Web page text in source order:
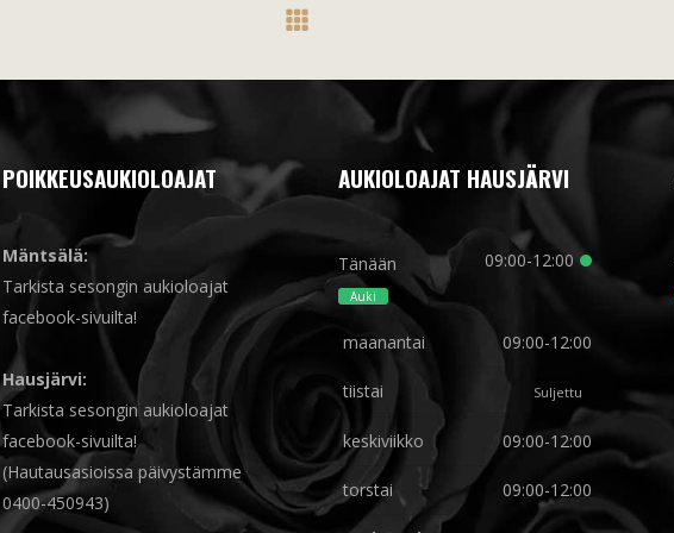
POIKKEUSAUKIOLOAJAT
Mäntsälä:
Tarkista sesongin aukioloajat
facebook-sivuilta!
Hausjärvi:
Tarkista sesongin aukioloajat
facebook-sivuilta!
(Hautausasioissa päivystämme
0400-450943)
AUKIOLOAJAT HAUSJÄRVI
Tänään
Auki
09:00-12:00
maanantai 09:00-12:00
tiistai Suljettu
keskiviikko 09:00-12:00
torstai 09:00-12:00